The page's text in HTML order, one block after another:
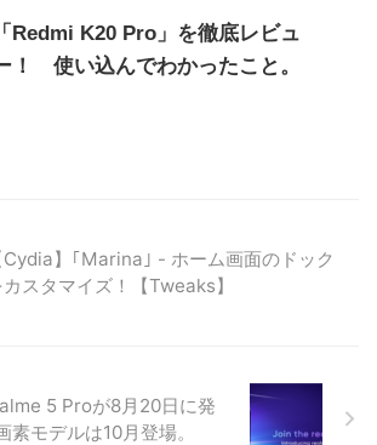
「Redmi K20 Pro」を徹底レビュ
！ 使い込んでわかったこと。
Cydia】｢Marina｣ - ホーム画面のドック
カスタマイズ！【Tweaks】
5 Proが8月20日に発
モデルは10月登場。